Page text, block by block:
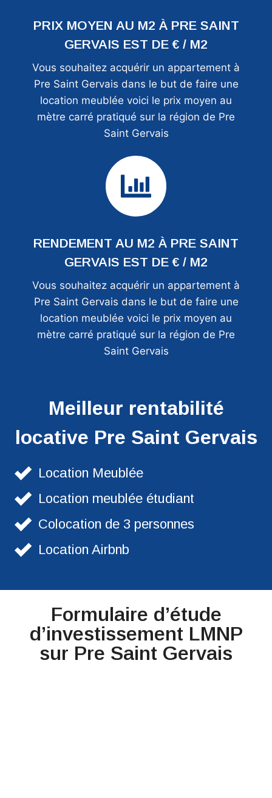
PRIX MOYEN AU M2 À PRE SAINT
GERVAIS EST DE € / M2
Vous souhaitez acquérir un appartement à
Pre Saint Gervais dans le but de faire une
location meublée voici le prix moyen au
mètre carré pratiqué sur la région de Pre
Saint Gervais
RENDEMENT AU M2 À PRE SAINT
GERVAIS EST DE € / M2
Vous souhaitez acquérir un appartement à
Pre Saint Gervais dans le but de faire une
location meublée voici le prix moyen au
mètre carré pratiqué sur la région de Pre
Saint Gervais
Meilleur rentabilité
locative Pre Saint Gervais
Location Meublée
Location meublée étudiant
Colocation de 3 personnes
Location Airbnb
Formulaire d’étude
d’investissement LMNP
sur Pre Saint Gervais​